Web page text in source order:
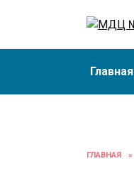
Главная
ГЛАВНАЯ »